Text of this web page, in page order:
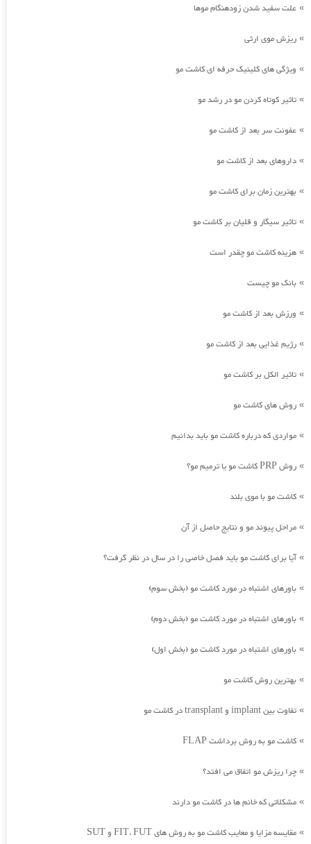
» علت سفید شدن زودهنگام موها
» ریزش موی ارثی
» ویژگی های کلینیک حرفه ای کاشت مو
» تاثیر کوتاه کردن مو در رشد مو
» عفونت سر بعد از کاشت مو
» داروهای بعد از کاشت مو
» بهترین زمان برای کاشت مو
» تاثیر سیگار و قلیان بر کاشت مو
» هزینه کاشت مو چقدر است
» بانک مو چیست
» ورزش بعد از کاشت مو
» رژیم غذایی بعد از کاشت مو
» تاثیر الکل بر کاشت مو
» روش های کاشت مو
» مواردی که درباره کاشت مو باید بدانیم
» روش PRP کاشت مو یا ترمیم مو؟
» کاشت مو با موی بلند
» مراحل پیوند مو و نتایج حاصل از آن
»آیا برای کاشت مو باید فصل خاصی را در سال در نظر گرفت؟
» باورهای اشتباه در مورد کاشت مو (بخش سوم)
» باورهای اشتباه در مورد کاشت مو (بخش دوم)
» باورهای اشتباه در مورد کاشت مو (بخش اول)
» بهترین روش کاشت مو
» تفاوت بین implant و transplant در کاشت مو
» کاشت مو به روش برداشت FLAP
» چرا ریزش مو اتفاق می افتد؟
» مشکلاتی که خانم ها در کاشت مو دارند
» مقایسه مزایا و معایب کاشت مو به روش های FIT، FUT و SUT